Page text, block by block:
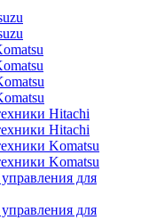
Hitachi
Hitachi
Komatsu
Komatsu
для
для